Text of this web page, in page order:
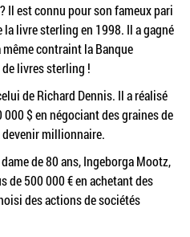
Il est connu pour son fameux pari
livre sterling en 1998. Il a gagné
contraint la Banque
livres sterling !
de Richard Dennis. Il a réalisé
$ en négociant des graines de
devenir millionnaire.
de 80 ans, Ingeborga Mootz,
de 500 000 € en achetant des
des actions de sociétés